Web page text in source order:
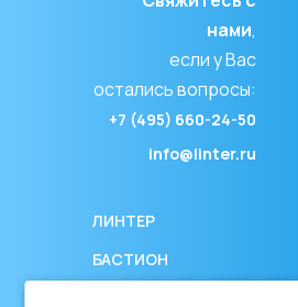
нами,
если у Вас
остались вопросы:
+7 (495) 660-24-50
info@linter.ru
ЛИНТЕР
БАСТИОН